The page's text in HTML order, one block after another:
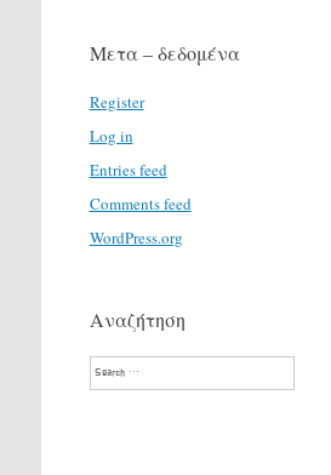
Μετα – δεδομένα
Register
Log in
Entries feed
Comments feed
WordPress.org
Αναζήτηση
Search